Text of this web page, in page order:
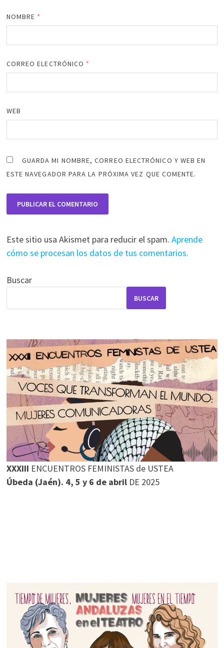
NOMBRE *
CORREO ELECTRÓNICO *
WEB
GUARDA MI NOMBRE, CORREO ELECTRÓNICO Y WEB EN
ESTE NAVEGADOR PARA LA PRÓXIMA VEZ QUE COMENTE.
Este sitio usa Akismet para reducir el spam. Aprende
cómo se procesan los datos de tus comentarios.
Buscar
BUSCAR
XXXIII ENCUENTROS FEMINISTAS de USTEA
Úbeda (Jaén). 4, 5 y 6 de abrilDE 2025